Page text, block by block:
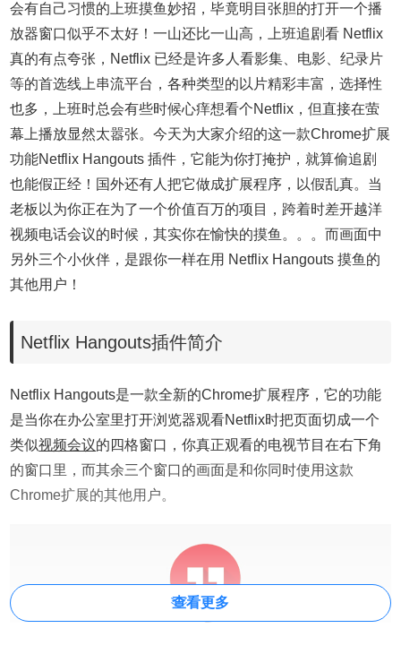
会有自己习惯的上班摸鱼妙招，毕竟明目张胆的打开一个播
放器窗口似乎不太好！一山还比一山高，上班追剧看 Netflix
真的有点夸张， Netflix 已经是许多人看影集、电影、纪录片
等的首选线上串流平台，各种类型的以片精彩丰富，选择性
也多，上班时总会有些时候心痒想看个Netflix，但直接在萤
幕上播放显然太嚣张。今天为大家介绍的这一款Chrome扩展
功能Netflix Hangouts 插件，它能为你打掩护，就算偷追剧
也能假正经！ 国外还有人把它做成扩展程序，以假乱真。 当
老板以为你正在为了一个价值百万的项目，跨着时差开越洋
视频电话会议的时候，其实你在愉快的摸鱼。。。而画面中
另外三个小伙伴，是跟你一样在用 Netflix Hangouts 摸鱼的
其他用户！
Netflix Hangouts插件简介
Netflix Hangouts是一款全新的Chrome扩展程序，它的功能
是当你在办公室里打开浏览器观看Netflix时把页面切成一个
类似视频会议的四格窗口，你真正观看的电视节目在右下角
的窗口里，而其余三个窗口的画面是和你同时使用这款
Chrome扩展的其他用户。
查看更多